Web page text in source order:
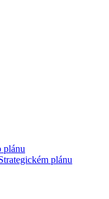
plánu
plánu